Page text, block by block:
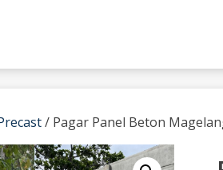
/ Pagar Panel Beton